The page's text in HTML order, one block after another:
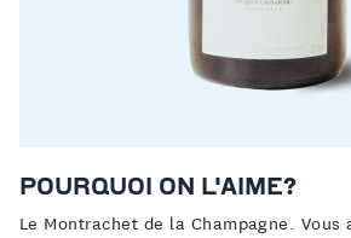
POURQUOI ON L'AIME?
Le Montrachet de la Champagne. Vous